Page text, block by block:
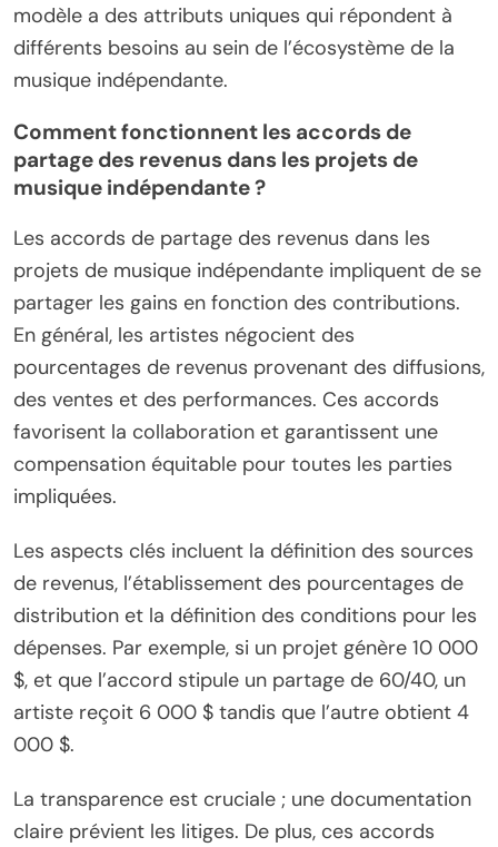
modèle a des attributs uniques qui répondent à
différents besoins au sein de l’écosystème de la
musique indépendante.
Comment fonctionnent les accords de
partage des revenus dans les projets de
musique indépendante ?
Les accords de partage des revenus dans les
projets de musique indépendante impliquent de se
partager les gains en fonction des contributions.
En général, les artistes négocient des
pourcentages de revenus provenant des diffusions,
des ventes et des performances. Ces accords
favorisent la collaboration et garantissent une
compensation équitable pour toutes les parties
impliquées.
Les aspects clés incluent la définition des sources
de revenus, l’établissement des pourcentages de
distribution et la définition des conditions pour les
dépenses. Par exemple, si un projet génère 10 000
$, et que l’accord stipule un partage de 60/40, un
artiste reçoit 6 000 $ tandis que l’autre obtient 4
000 $.
La transparence est cruciale ; une documentation
claire prévient les litiges. De plus, ces accords